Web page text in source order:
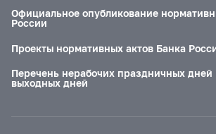
Официальное опубликование
России
Проекты нормативных актов Банка
Перечень нерабочих праздничных
выходных дней